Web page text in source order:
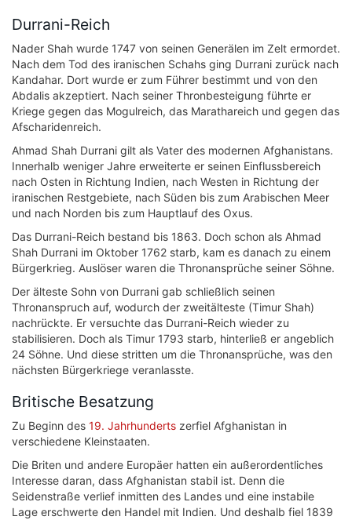
Durrani-Reich
Nader Shah wurde 1747 von seinen Generälen im Zelt ermordet.
Nach dem Tod des iranischen Schahs ging Durrani zurück nach
Kandahar. Dort wurde er zum Führer bestimmt und von den
Abdalis akzeptiert. Nach seiner Thronbesteigung führte er
Kriege gegen das Mogulreich, das Marathareich und gegen das
Afscharidenreich.
Ahmad Shah Durrani gilt als Vater des modernen Afghanistans.
Innerhalb weniger Jahre erweiterte er seinen Einflussbereich
nach Osten in Richtung Indien, nach Westen in Richtung der
iranischen Restgebiete, nach Süden bis zum Arabischen Meer
und nach Norden bis zum Hauptlauf des Oxus.
Das Durrani-Reich bestand bis 1863. Doch schon als Ahmad
Shah Durrani im Oktober 1762 starb, kam es danach zu einem
Bürgerkrieg. Auslöser waren die Thronansprüche seiner Söhne.
Der älteste Sohn von Durrani gab schließlich seinen
Thronanspruch auf, wodurch der zweitälteste (Timur Shah)
nachrückte. Er versuchte das Durrani-Reich wieder zu
stabilisieren. Doch als Timur 1793 starb, hinterließ er angeblich
24 Söhne. Und diese stritten um die Thronansprüche, was den
nächsten Bürgerkriege veranlasste.
Britische Besatzung
Zu Beginn des 19. Jahrhunderts zerfiel Afghanistan in
verschiedene Kleinstaaten.
Die Briten und andere Europäer hatten ein außerordentliches
Interesse daran, dass Afghanistan stabil ist. Denn die
Seidenstraße verlief inmitten des Landes und eine instabile
Lage erschwerte den Handel mit Indien. Und deshalb fiel 1839